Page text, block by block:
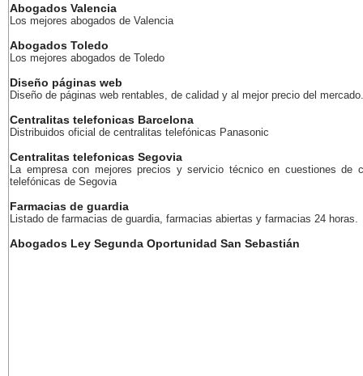
Abogados Valencia
Los mejores abogados de Valencia
Abogados Toledo
Los mejores abogados de Toledo
Diseño páginas web
Diseño de páginas web rentables, de calidad y al mejor precio del mercado.
Centralitas telefonicas Barcelona
Distribuidos oficial de centralitas telefónicas Panasonic
Centralitas telefonicas Segovia
La empresa con mejores precios y servicio técnico en cuestiones de
telefónicas de Segovia
Farmacias de guardia
Listado de farmacias de guardia, farmacias abiertas y farmacias 24 horas.
Abogados Ley Segunda Oportunidad San Sebastián